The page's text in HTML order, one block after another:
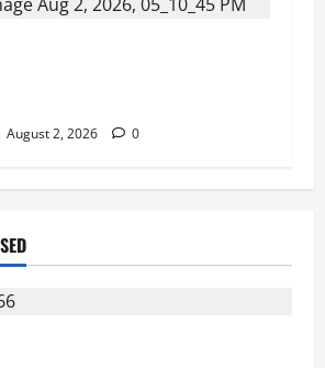
August 2, 2026 0